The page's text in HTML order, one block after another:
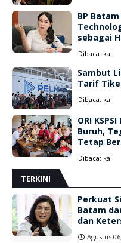
BP
sebagai
Dibaca: kali
Sambut
Tarif
Dibaca: kali
ORI
Buruh,
Tetap
Dibaca: kali
TERKINI
Perkuat
Batam
dan
Agustus